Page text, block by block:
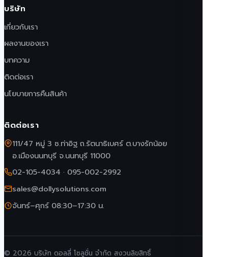
บริษัท
เกี่ยวกับเรา
ผลงานของเรา
บทความ
ติดต่อเรา
นโยบายการคืนสินค้า
ติดต่อเรา
111/47 หมู่ 3 ซ.ท่าอิฐ ถ.รัตนาธิเบศร์ ต.บางรักน้อย
อ.เมืองนนทบุรี จ.นนทบุรี 11000
02-105-4034 · 095-002-2992
sales@dollysolutions.com
จันทร์–ศุกร์ 08:30–17:30 น.
© 2026 บริษัท ดอลลี่ โซลูชั่น จำกัด สงวนลิขสิทธิ์